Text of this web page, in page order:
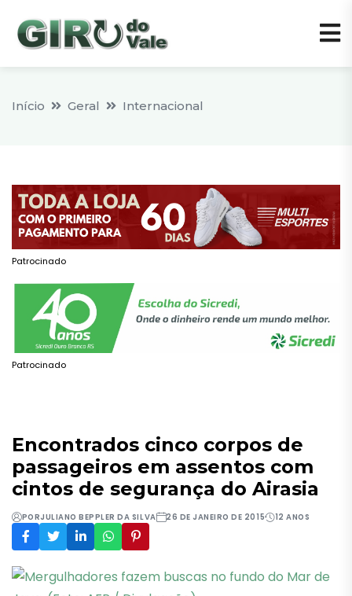
Início Geral Internacional
Patrocinado
Patrocinado
Encontrados cinco corpos de
passageiros em assentos com
cintos de segurança do Airasia
PORJULIANO BEPPLER DA SILVA 26 DE JANEIRO DE 2015 12 ANOS